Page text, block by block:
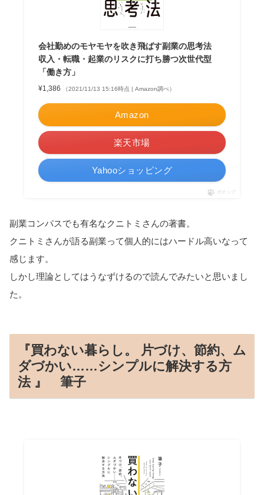
会社勤めのモヤモヤを吹き飛ばす副業の思考法
収入・転職・起業のリスクに打ち勝つ次世代型
「働き方」
¥1,386 （2021/11/13 15:16時点 | Amazon調べ）
Amazon
楽天市場
Yahooショッピング
ポチップ
副業コンパスでも有名なクニトミさんの著書。
クニトミさんが語る副業って個人的にはハードル高いなって
感じます。
しかし理論としてはうなずけるので読んでみたいと思いまし
た。
『買わない暮らし。 片づけ、節約、ム
ダづかい……シンプルに解決する方
法 』 筆子